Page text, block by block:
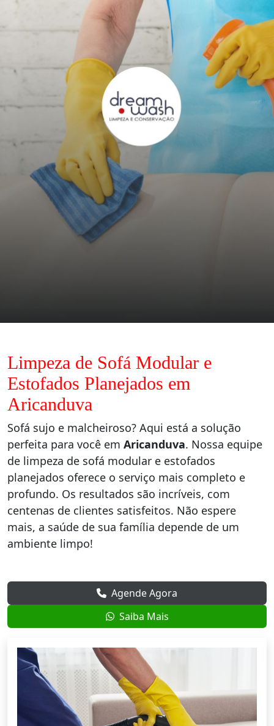
Limpeza de Sofá Modular e
Estofados Planejados em
Aricanduva
Sofá sujo e malcheiroso? Aqui está a solução
perfeita para você em Aricanduva. Nossa equipe
de limpeza de sofá modular e estofados
planejados oferece o serviço mais completo e
profundo. Os resultados são incríveis, com
centenas de clientes satisfeitos. Não espere
mais, a saúde de sua família depende de um
ambiente limpo!
Agende Agora
Saiba Mais